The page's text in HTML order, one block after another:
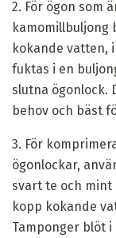
2. För ögon som
kamomillbuljong
kokande vatten,
fuktas i en
slutna ögonlock.
behov och bäst
3. För
ögonlockar,
svart te och mint
kopp kokande
Tamponger blöt